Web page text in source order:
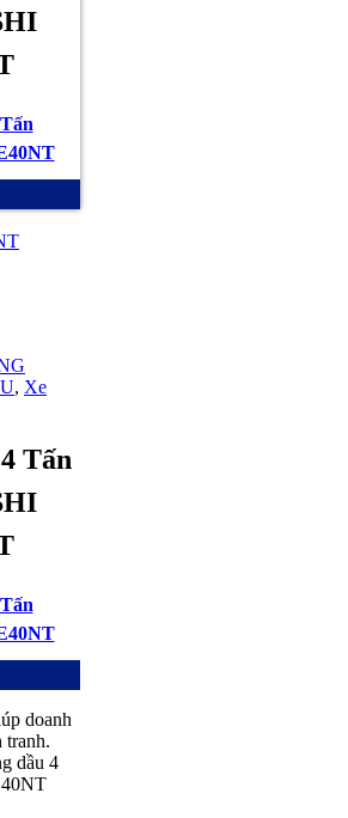
, Xe
Tấn
doanh
tranh.
dầu 4